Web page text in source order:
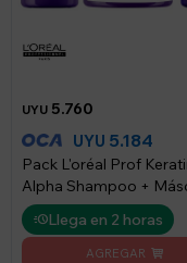
UYU 5.760
UYU 5.184
Pack L'oréal Prof
Alpha Shampoo +
+ Sérum
Llega en 2 horas